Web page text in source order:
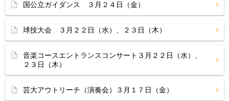
国公立ガイダンス ３月２４日（金）
球技大会 ３月２２日（水）、２３日（木）
音楽コースエントランスコンサート３月２２日（水）、
２３日（木）
芸大アウトリーチ（演奏会）３月１７日（金）